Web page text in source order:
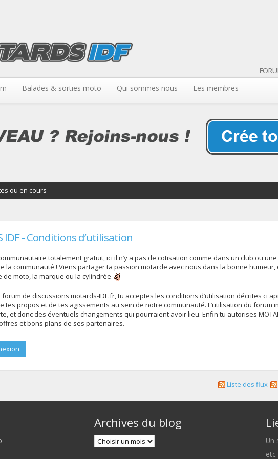
Balades & sorties moto Qui sommes nous Les membres
ou en cours
IDF - Conditions d’utilisation
totalement gratuit, ici il n’y a pas de cotisation comme dans un club ou
la communauté ! Viens partager ta passion motarde avec nous dans la bonne
de moto, la marque ou la cylindrée
de discussions motards-IDF.fr, tu acceptes les conditions d’utilisation décrites ci
tes propos et de tes agissements au sein de notre communauté. L’utilisation du forum
et donc des éventuels changements qui pourraient avoir lieu. Enfin tu autorises
et bons plans de ses partenaires.
Liste des flux
Archives du blog
Un